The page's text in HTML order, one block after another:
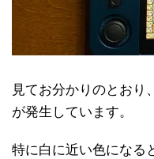
見てお分かりのとおり
が発生しています。
特に白に近い色になる